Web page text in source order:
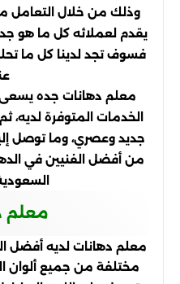
وذلك من خلال التعامل
يقدم لعملائه كل ما هو
فسوف تجد لدينا كل ما
معلم دهانات جده
الخدمات المتوفرة
جديد وعصري، وما توصل
من أفضل الفنيين في
معلم
معلم دهانات لديه أفضل
مختلفة من جميع ألوان